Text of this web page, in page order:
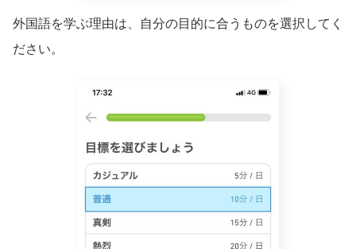
外国語を学ぶ理由は、自分の目的に合うものを選択してく
ださい。